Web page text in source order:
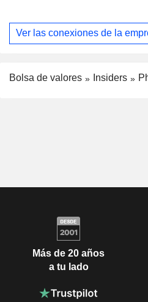
Ver las conexiones de la
Bolsa de valores Insiders
Más de 20 años
a tu lado